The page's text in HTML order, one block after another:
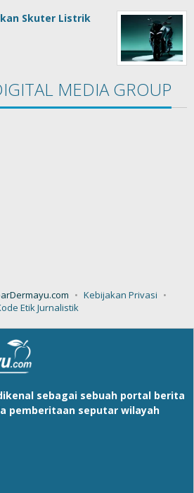
Skuter Listrik
MEDIA GROUP
Kebijakan Privasi
Etik Jurnalistik
sebagai sebuah portal berita
pemberitaan seputar wilayah